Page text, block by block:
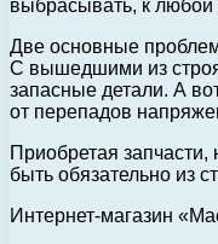
выбрасывать, к любой
Две основные
С вышедшими из строя
запасные детали. А
от перепадов
Приобретая
быть обязательно из
Интернет-магазин